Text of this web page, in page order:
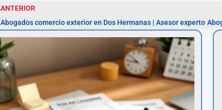
ANTERIOR
Abogados comercio exterior en Dos Hermanas | Asesor experto